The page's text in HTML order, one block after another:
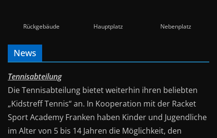
Rückgebäude Hauptplatz Nebenplatz
News
Tennisabteilung
Die Tennisabteilung bietet weiterhin ihren beliebten
„Kidstreff Tennis“ an. In Kooperation mit der Racket
Sport Academy Franken haben Kinder und Jugendliche
im Alter von 5 bis 14 Jahren die Möglichkeit, den